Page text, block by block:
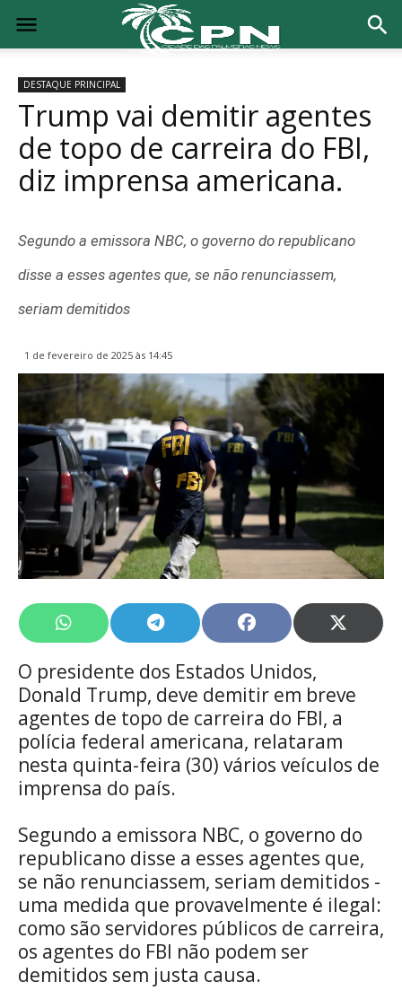
DESTAQUE PRINCIPAL
Trump vai demitir agentes
de topo de carreira do FBI,
diz imprensa americana.
Segundo a emissora NBC, o governo do republicano
disse a esses agentes que, se não renunciassem,
seriam demitidos
1 de fevereiro de 2025 às 14:45
Share
on
WhatsApp
Share
on
Telegram
Share
on
Facebook
Share
on
O presidente dos Estados Unidos,
Donald Trump, deve demitir em breve
agentes de topo de carreira do FBI, a
polícia federal americana, relataram
nesta quinta-feira (30) vários veículos de
imprensa do país.
Segundo a emissora NBC, o governo do
republicano disse a esses agentes que,
se não renunciassem, seriam demitidos -
uma medida que provavelmente é ilegal:
como são servidores públicos de carreira,
os agentes do FBI não podem ser
demitidos sem justa causa.